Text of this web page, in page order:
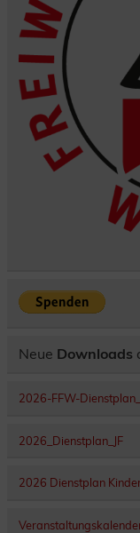
Neue Downloads
2026-FFW-
2026_Dienstplan_JF
2026 Dienstplan